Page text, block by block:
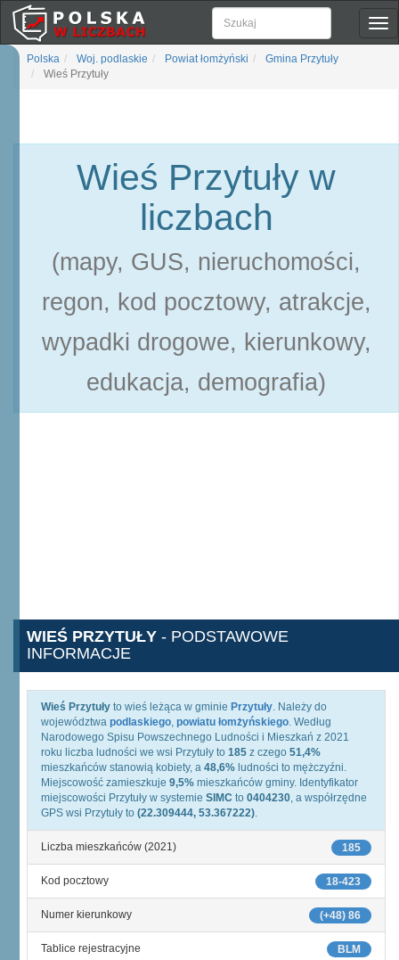
Polska Woj. podlaskie Powiat łomżyński
Gmina Przytuły
Wieś Przytuły
Wieś Przytuły w
liczbach
(mapy, GUS, nieruchomości,
regon, kod pocztowy, atrakcje,
wypadki drogowe, kierunkowy,
edukacja, demografia)
WIEŚ PRZYTUŁY - PODSTAWOWE
INFORMACJE
Wieś Przytuły to wieś leżąca w gminie Przytuły. Należy do
województwa podlaskiego, powiatu łomżyńskiego. Według
Narodowego Spisu Powszechnego Ludności i Mieszkań z 2021
roku liczba ludności we wsi Przytuły to 185 z czego 51,4%
mieszkańców stanowią kobiety, a 48,6% ludności to mężczyźni.
Miejscowość zamieszkuje 9,5% mieszkańców gminy. Identyfikator
miejscowości Przytuły w systemie SIMC to 0404230, a współrzędne
GPS wsi Przytuły to (22.309444, 53.367222).
185
Liczba mieszkańców (2021)
18-423
Kod pocztowy
(+48) 86
Numer kierunkowy
BLM
Tablice rejestracyjne